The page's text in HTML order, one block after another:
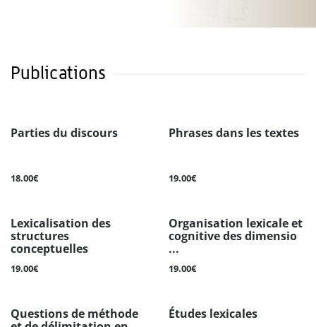
Publications
Parties du discours
18.00€
Phrases dans les textes
19.00€
Lexicalisation des
structures
conceptuelles
19.00€
Organisation lexicale et
cognitive des dimensio
...
19.00€
Questions de méthode
Études lexicales